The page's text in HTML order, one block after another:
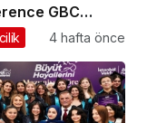
GBC
Hakkında
4 hafta önce